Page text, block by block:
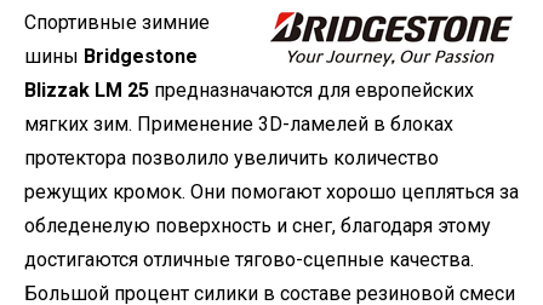
Спортивные зимние
шины Bridgestone
Blizzak LM 25 предназначаются для европейских
мягких зим. Применение 3D-ламелей в блоках
протектора позволило увеличить количество
режущих кромок. Они помогают хорошо цепляться за
обледенелую поверхность и снег, благодаря этому
достигаются отличные тягово-сцепные качества.
Большой процент силики в составе резиновой смеси